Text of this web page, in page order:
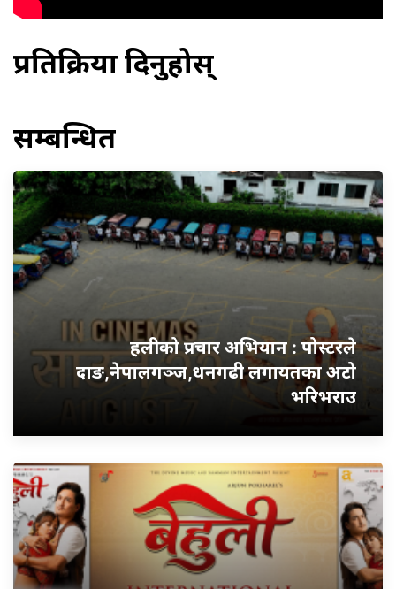
प्रतिक्रिया दिनुहोस्
सम्बन्धित
हलीको प्रचार अभियान : पोस्टरले
दाङ,नेपालगञ्ज,धनगढी लगायतका अटो
भरिभराउ